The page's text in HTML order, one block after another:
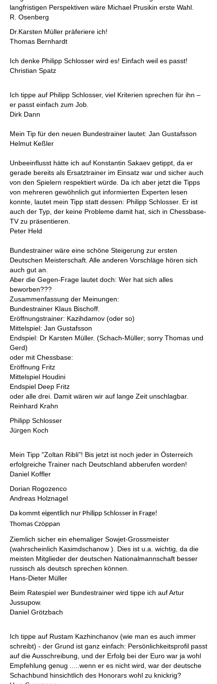
langfristigen Perspektiven wäre Michael Prusikin erste Wahl.
R. Osenberg
Dr.Karsten Müller präferiere ich!
Thomas Bernhardt
Ich denke Philipp Schlosser wird es! Einfach weil es passt!
Christian Spatz
Ich tippe auf Philipp Schlosser, viel Kriterien sprechen für ihn –
er passt einfach zum Job.
Dirk Dann
Mein Tip für den neuen Bundestrainer lautet: Jan Gustafsson
Helmut Keßler
Unbeeinflusst hätte ich auf Konstantin Sakaev getippt, da er
gerade bereits als Ersatztrainer im Einsatz war und sicher auch
von den Spielern respektiert würde. Da ich aber jetzt die Tipps
von mehreren gewöhnlich gut informierten Experten lesen
konnte, lautet mein Tipp statt dessen: Philipp Schlosser. Er ist
auch der Typ, der keine Probleme damit hat, sich in Chessbase-
TV zu präsentieren.
Peter Held
Bundestrainer wäre eine schöne Steigerung zur ersten
Deutschen Meisterschaft. Alle anderen Vorschläge hören sich
auch gut an.
Aber die Gegen-Frage lautet doch: Wer hat sich alles
beworben???
Zusammenfassung der Meinungen:
Bundestrainer Klaus Bischoff.
Eröffnungstrainer: Kazihdamov (oder so)
Mittelspiel: Jan Gustafsson
Endspiel: Dr Karsten Müller. (Schach-Müller; sorry Thomas und
Gerd)
oder mit Chessbase:
Eröffnung Fritz
Mittelspiel Houdini
Endspiel Deep Fritz
oder alle drei. Damit wären wir auf lange Zeit unschlagbar.
Reinhard Krahn
Philipp Schlosser
Jürgen Koch
Mein Tipp "Zoltan Ribli"! Bis jetzt ist noch jeder in Österreich
erfolgreiche Trainer nach Deutschland abberufen worden!
Daniel Koffler
Dorian Rogozenco
Andreas Holznagel
Da kommt eigentlich nur Philipp Schlosser in Frage!
Thomas Czöppan
Ziemlich sicher ein ehemaliger Sowjet-Grossmeister
(wahrscheinlich Kasimdschanow ). Dies ist u.a. wichtig, da die
meisten Mitglieder der deutschen Nationalmannschaft besser
russisch als deutsch sprechen können.
Hans-Dieter Müller
Beim Ratespiel wer Bundestrainer wird tippe ich auf Artur
Jussupow.
Daniel Grötzbach
Ich tippe auf Rustam Kazhinchanov (wie man es auch immer
schreibt) - der Grund ist ganz einfach: Persönlichkeitsprofil passt
auf die Ausschreibung, und der Erfolg bei der Euro war ja wohl
Empfehlung genug .....wenn er es nicht wird, war der deutsche
Schachbund hinsichtlich des Honorars wohl zu knickrig?